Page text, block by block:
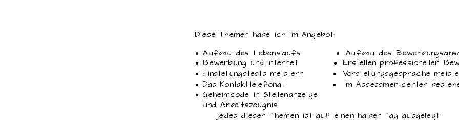
Diese Themen habe ich im Angebot:
● Aufbau des Lebenslaufs
●
Aufbau des
● Bewerbung und Internet
●
Erstellen professioneller
● Einstellungstests meistern
●
Vorstellungsgespräche
● Das Kontakttelefonat
● im Assessmentcenter
●Geheimcode in Stellenanzeige
und Arbeitszeugnis
jedes dieser Themen ist auf einen halben Tag ausgelegt